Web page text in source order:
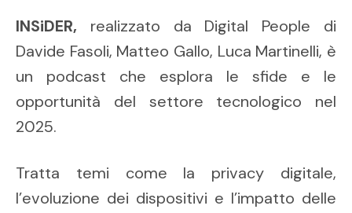
INSiDER,
realizzato da Digital People di
Davide Fasoli, Matteo Gallo, Luca Martinelli, è
un podcast che esplora le sfide e le
opportunità del settore tecnologico nel
2025.
Tratta temi come la privacy digitale,
l’evoluzione dei dispositivi e l’impatto delle